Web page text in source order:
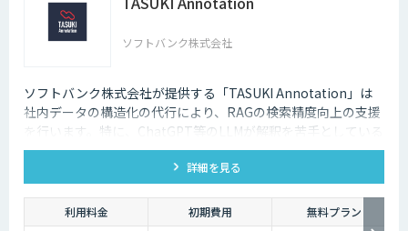
ソフトバンク株式会社
ソフトバンク株式会社が提供する「TASUKI Annotation」は
社内データの構造化の代行により、RAGの検索精度向上の支援
を行います。特に、ChatGPT等のLLMが解釈を苦手としている
図表などの情報も回答させることが可能になります。
詳細を見る
利用料金 初期費用
無料プラン